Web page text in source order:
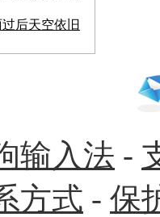
后天空依旧
输入法 -
方式 - 保